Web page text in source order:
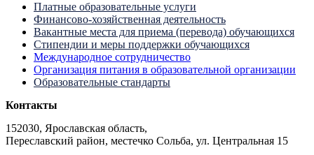
Платные образовательные услуги
Финансово-хозяйственная деятельность
Вакантные места для приема (перевода) обучающихся
Стипендии и меры поддержки обучающихся
Международное сотрудничество
Организация питания в образовательной организации
Образовательные стандарты
Контакты
152030, Ярославская область,
Переславский район, местечко Сольба, ул. Центральная 15